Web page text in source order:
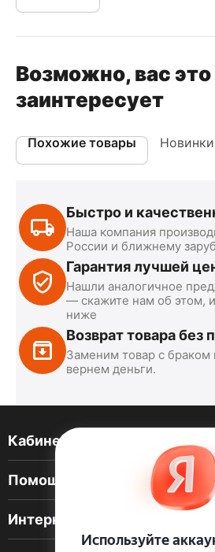
Возможно, вас это
заинтересует
Похожие товары Новинки
Быстро и
Наша компания
России и ближнему
Гарантия лучшей
Нашли аналогичное
— скажите нам об этом,
ниже
Возврат товара без
Заменим товар с браком
вернем деньги.
Кабинет покупателя
Помощь покупателю
Интернет-магазин